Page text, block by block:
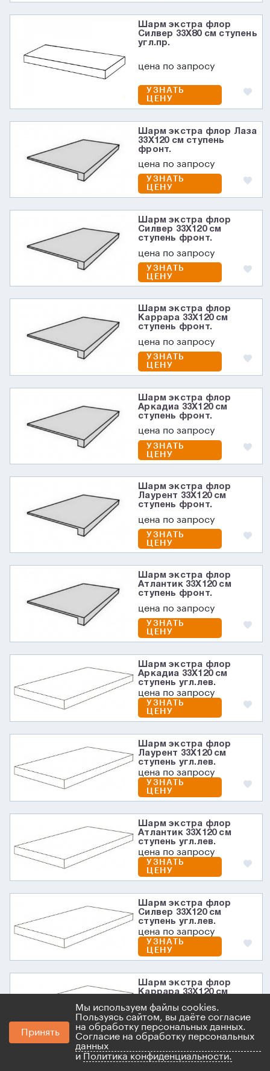
Шарм экстра флор
Силвер 33X80 см ступень
угл.пр.
цена по запросу
УЗНАТЬ
ЦЕНУ
Шарм экстра флор Лаза
33X120 см ступень
фронт.
цена по запросу
УЗНАТЬ
ЦЕНУ
Шарм экстра флор
Силвер 33X120 см
ступень фронт.
цена по запросу
УЗНАТЬ
ЦЕНУ
Шарм экстра флор
Каррара 33X120 см
ступень фронт.
цена по запросу
УЗНАТЬ
ЦЕНУ
Шарм экстра флор
Аркадиа 33X120 см
ступень фронт.
цена по запросу
УЗНАТЬ
ЦЕНУ
Шарм экстра флор
Лаурент 33X120 см
ступень фронт.
цена по запросу
УЗНАТЬ
ЦЕНУ
Шарм экстра флор
Атлантик 33X120 см
ступень фронт.
цена по запросу
УЗНАТЬ
ЦЕНУ
Шарм экстра флор
Аркадиа 33X120 см
ступень угл.лев.
цена по запросу
УЗНАТЬ
ЦЕНУ
Шарм экстра флор
Лаурент 33X120 см
ступень угл.лев.
цена по запросу
УЗНАТЬ
ЦЕНУ
Шарм экстра флор
Атлантик 33X120 см
ступень угл.лев.
цена по запросу
УЗНАТЬ
ЦЕНУ
Шарм экстра флор
Силвер 33X120 см
ступень угл.лев.
цена по запросу
УЗНАТЬ
ЦЕНУ
Шарм экстра флор
Каррара 33X120 см
цена по запросу
УЗНАТЬ
ЦЕНУ
Шарм экстра флор Лаза
Принять
Мы используем файлы cookies.
Пользуясь сайтом, вы даёте согласие
на обработку персональных данных.
Согласие на обработку персональных
данных
и Политика конфиденциальности.